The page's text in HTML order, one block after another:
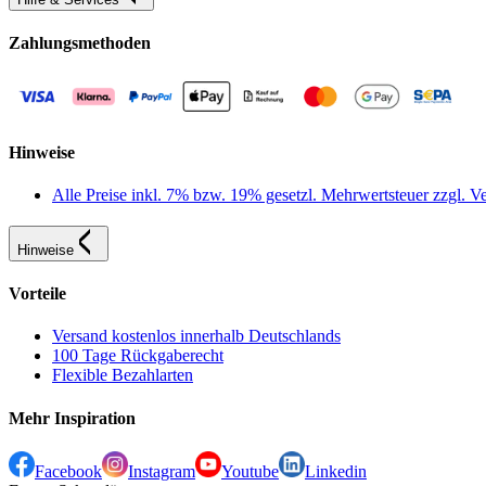
Zahlungsmethoden
Hinweise
Alle Preise inkl. 7% bzw. 19% gesetzl. Mehrwertsteuer zzgl.
Hinweise
Vorteile
Versand kostenlos innerhalb Deutschlands
100 Tage Rückgaberecht
Flexible Bezahlarten
Mehr Inspiration
Facebook Instagram Youtube
Linkedin